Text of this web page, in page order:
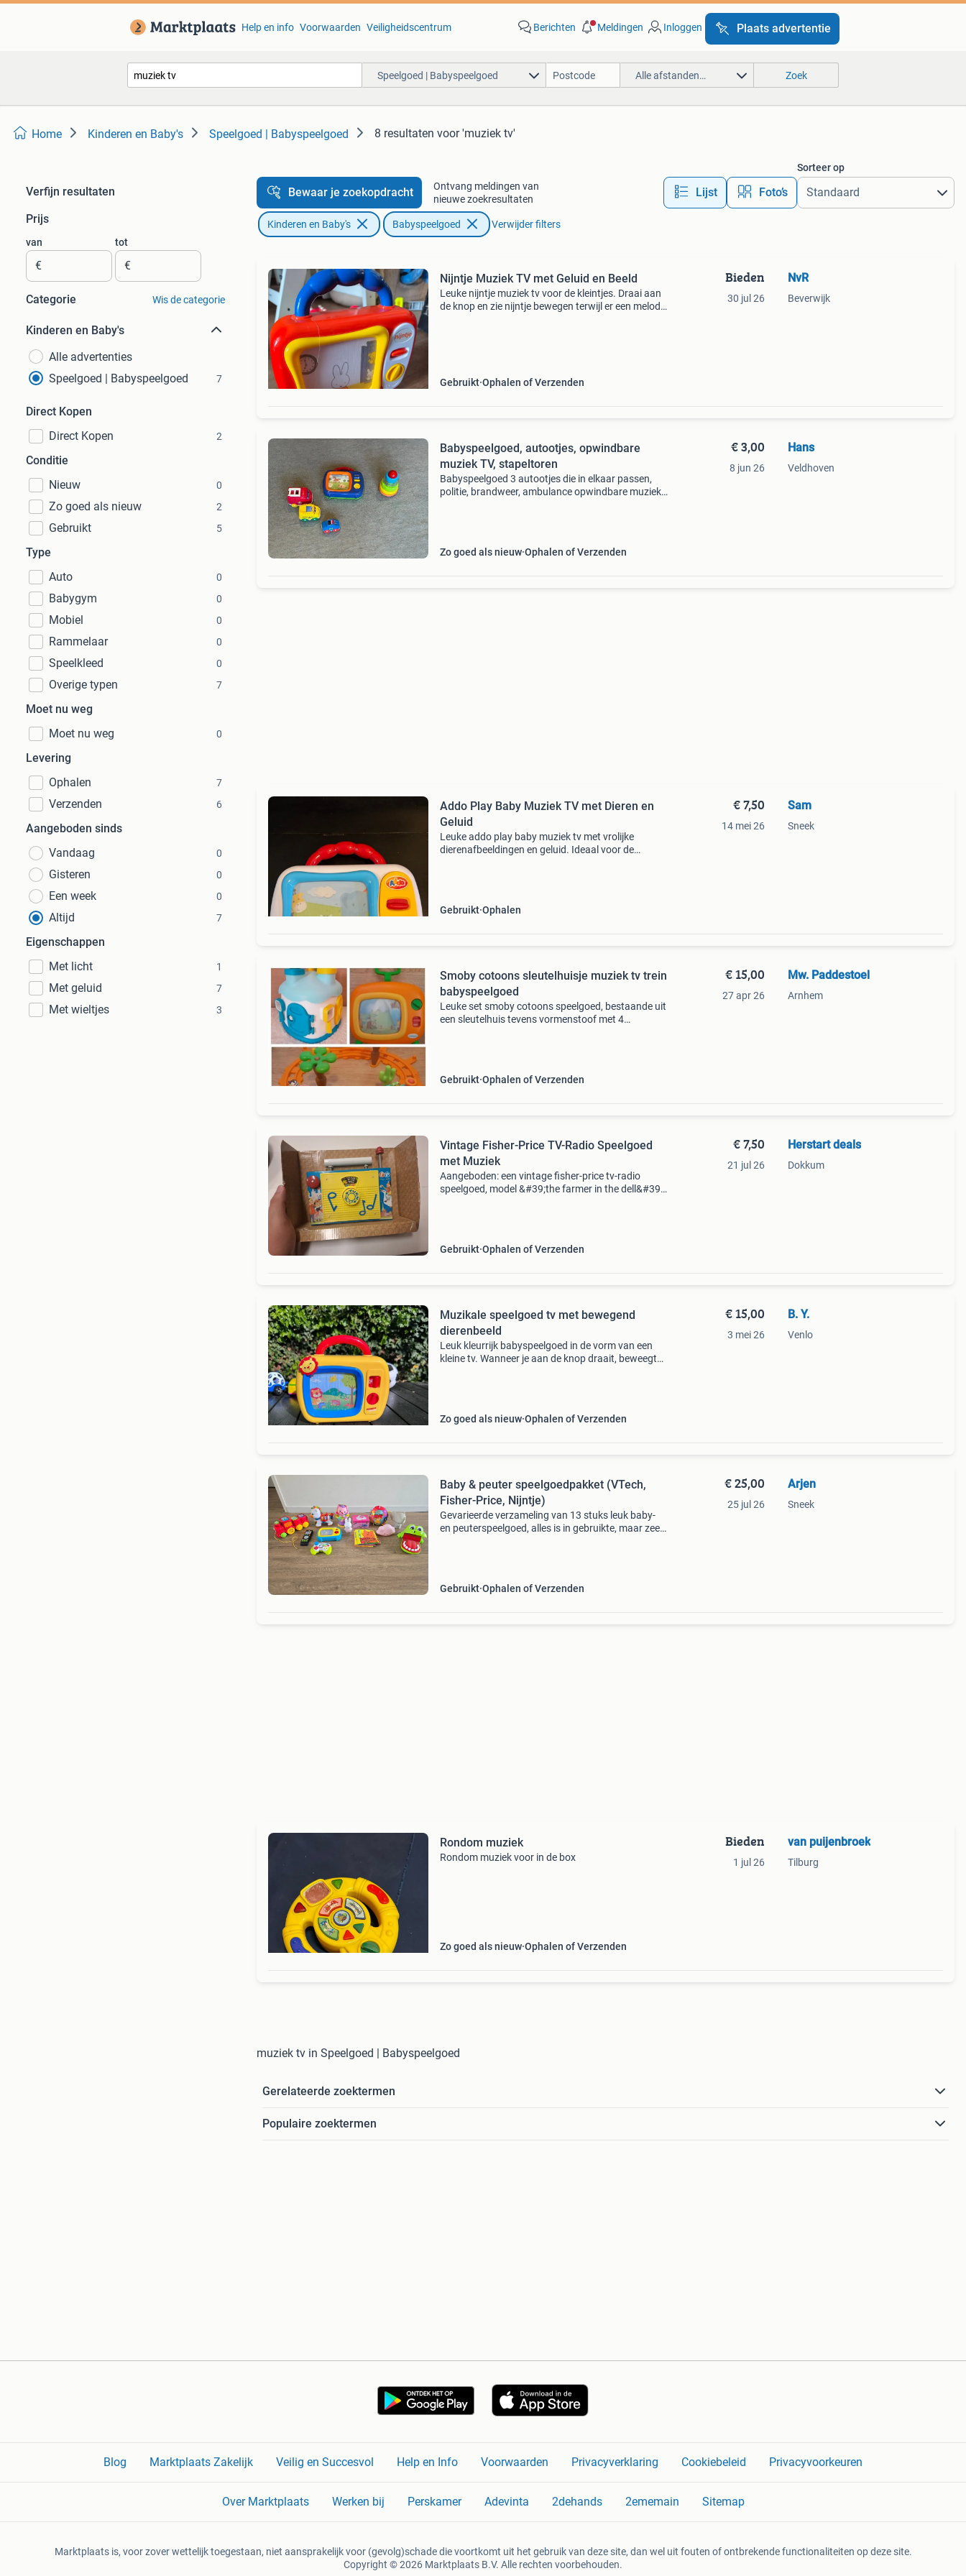
Help en info Voorwaarden Veiligheidscentrum Berichten Meldingen Inloggen Plaats advertentie
Speelgoed | Babyspeelgoed Alle afstanden… Zoek
Home Kinderen en Baby's Speelgoed | Babyspeelgoed 8 resultaten voor 'muziek tv'
Verfijn resultaten
Prijs
van
€
tot
€
Categorie Wis de categorie
Kinderen en Baby's
Alle advertenties
Speelgoed | Babyspeelgoed
7
Direct Kopen
Direct Kopen
2
Conditie
Nieuw
0
Zo goed als nieuw 2
Gebruikt 5
Type
Auto
0
Babygym 0
Mobiel 0
Rammelaar 0
Speelkleed 0
Overige typen 7
Moet nu weg
Moet nu weg
0
Levering
Ophalen
7
Verzenden 6
Aangeboden sinds
Vandaag
0
Gisteren 0
Een week 0
Altijd 7
Eigenschappen
Met licht
1
Met geluid 7
Met wieltjes 3
Bewaar je zoekopdracht
Ontvang meldingen van
nieuwe zoekresultaten
Lijst Foto’s
Sorteer op
Kinderen en Baby's Babyspeelgoed Verwijder filters
Nijntje Muziek TV met Geluid en Beeld
Leuke nijntje muziek tv voor de kleintjes. Draai aan
de knop en zie nijntje bewegen terwijl er een melodie
Gebruikt Ophalen of Verzenden
Bieden
30 jul 26
NvR
Beverwijk
Babyspeelgoed, autootjes, opwindbare
muziek TV, stapeltoren
Babyspeelgoed 3 autootjes die in elkaar passen,
politie, brandweer, ambulance opwindbare muziek
Zo goed als nieuw Ophalen of Verzenden
€ 3,00
8 jun 26
Hans
Veldhoven
Addo Play Baby Muziek TV met Dieren en
Geluid
Leuke addo play baby muziek tv met vrolijke
dierenafbeeldingen en geluid. Ideaal voor de
Gebruikt Ophalen
€ 7,50
14 mei 26
Sam
Sneek
Smoby cotoons sleutelhuisje muziek tv trein
babyspeelgoed
Leuke set smoby cotoons speelgoed, bestaande uit
een sleutelhuis tevens vormenstoof met 4
Gebruikt Ophalen of Verzenden
€ 15,00
27 apr 26
Mw. Paddestoel
Arnhem
Vintage Fisher-Price TV-Radio Speelgoed
met Muziek
Aangeboden: een vintage fisher-price tv-radio
speelgoed, model &#39;the farmer in the dell&#39;.
Gebruikt Ophalen of Verzenden
€ 7,50
21 jul 26
Herstart deals
Dokkum
Muzikale speelgoed tv met bewegend
dierenbeeld
Leuk kleurrijk babyspeelgoed in de vorm van een
kleine tv. Wanneer je aan de knop draait, beweegt
Zo goed als nieuw Ophalen of Verzenden
€ 15,00
3 mei 26
B. Y.
Venlo
Baby & peuter speelgoedpakket (VTech,
Fisher-Price, Nijntje)
Gevarieerde verzameling van 13 stuks leuk baby-
en peuterspeelgoed, alles is in gebruikte, maar zeer
Gebruikt Ophalen of Verzenden
€ 25,00
25 jul 26
Arjen
Sneek
Rondom muziek
Rondom muziek voor in de box
Zo goed als nieuw Ophalen of Verzenden
Bieden
1 jul 26
van puijenbroek
Tilburg
muziek tv in Speelgoed | Babyspeelgoed
Gerelateerde zoektermen
Populaire zoektermen
Blog Marktplaats Zakelijk Veilig en Succesvol Help en Info Voorwaarden Privacyverklaring Cookiebeleid Privacyvoorkeuren
Over Marktplaats Werken bij Perskamer Adevinta 2dehands 2ememain Sitemap
Marktplaats is, voor zover wettelijk toegestaan, niet aansprakelijk voor (gevolg)schade die voortkomt uit het gebruik van deze site, dan wel uit fouten of ontbrekende functionaliteiten op deze site.
Copyright © 2026 Marktplaats B.V. Alle rechten voorbehouden.